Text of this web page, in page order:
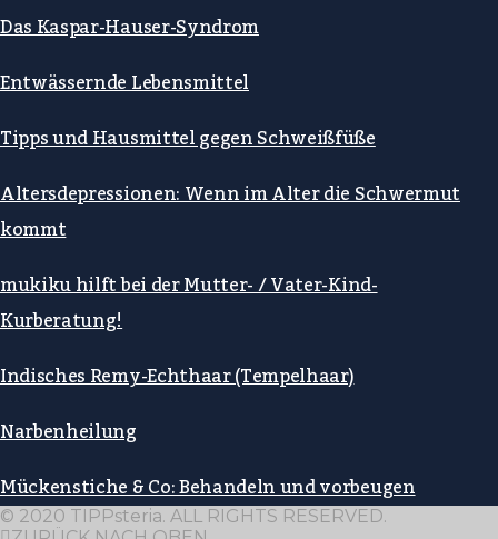
Das Kaspar-Hauser-Syndrom
Entwässernde Lebensmittel
Tipps und Hausmittel gegen Schweißfüße
Altersdepressionen: Wenn im Alter die Schwermut
kommt
mukiku hilft bei der Mutter- / Vater-Kind-
Kurberatung!
Indisches Remy-Echthaar (Tempelhaar)
Narbenheilung
Mückenstiche & Co: Behandeln und vorbeugen
© 2020 TIPPsteria. ALL RIGHTS RESERVED.